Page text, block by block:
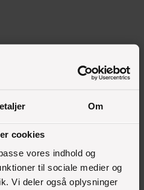
Om
cookies
vores indhold og
til sociale medier og
Vi deler også oplysninger